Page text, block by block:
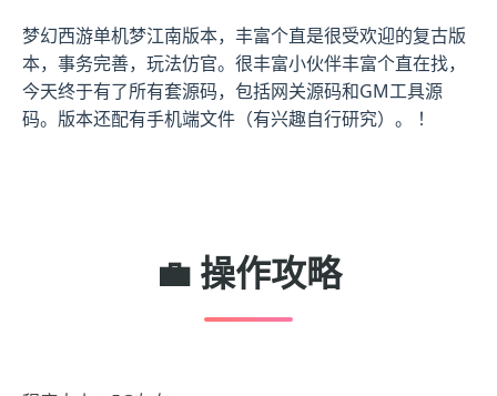
梦幻西游单机梦江南版本，丰富个直是很受欢迎的复古版
本，事务完善，玩法仿官。很丰富小伙伴丰富个直在找，
今天终于有了所有套源码，包括网关源码和GM工具源
码。版本还配有手机端文件（有兴趣自行研究）。 ！
💼 操作攻略